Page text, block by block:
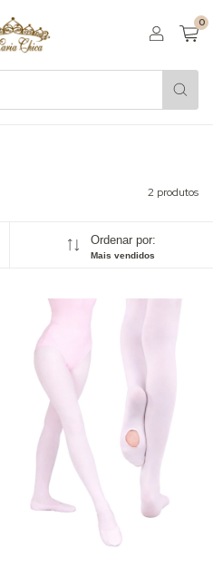
0
2 produtos
Ordenar por:
Mais vendidos